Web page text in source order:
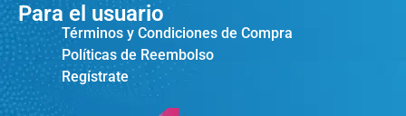
Para el usuario
Términos y Condiciones de Compra
Políticas de Reembolso
Regístrate